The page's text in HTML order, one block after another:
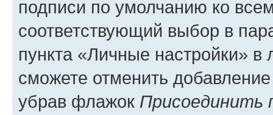
подписи по умолчанию ко
соответствующий выбор в
пункта «Личные настройки»
сможете отменить
убрав флажок Присоединить